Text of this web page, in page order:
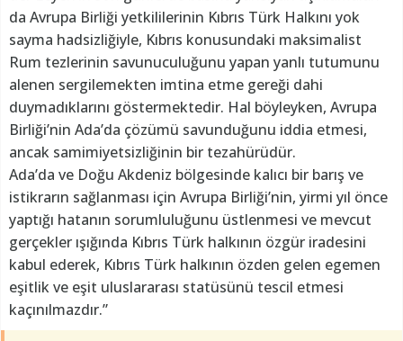
da Avrupa Birliği yetkililerinin Kıbrıs Türk Halkını yok
sayma hadsizliğiyle, Kıbrıs konusundaki maksimalist
Rum tezlerinin savunuculuğunu yapan yanlı tutumunu
alenen sergilemekten imtina etme gereği dahi
duymadıklarını göstermektedir. Hal böyleyken, Avrupa
Birliği’nin Ada’da çözümü savunduğunu iddia etmesi,
ancak samimiyetsizliğinin bir tezahürüdür.
Ada’da ve Doğu Akdeniz bölgesinde kalıcı bir barış ve
istikrarın sağlanması için Avrupa Birliği’nin, yirmi yıl önce
yaptığı hatanın sorumluluğunu üstlenmesi ve mevcut
gerçekler ışığında Kıbrıs Türk halkının özgür iradesini
kabul ederek, Kıbrıs Türk halkının özden gelen egemen
eşitlik ve eşit uluslararası statüsünü tescil etmesi
kaçınılmazdır.”